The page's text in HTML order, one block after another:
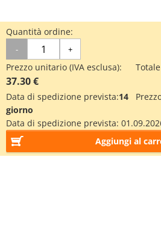
Quantità ordine:
- +
Prezzo unitario (IVA esclusa):
37.30 €
Data di spedizione prevista:14
giorno
Data di spedizione prevista:
Aggiungi al